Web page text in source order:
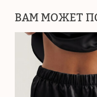
ВАМ МОЖЕТ